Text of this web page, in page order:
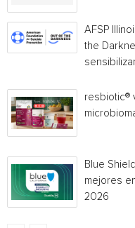
AFSP
the
resbiotic®
Blue
mejores
2026